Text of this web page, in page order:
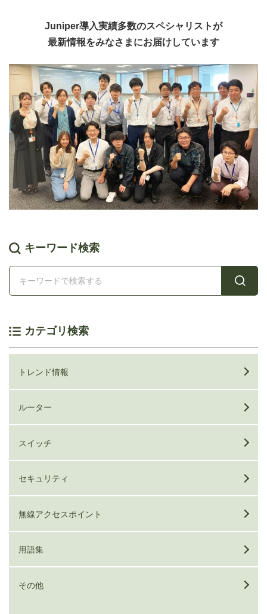
Juniper導入実績多数のスペシャリストが
最新情報をみなさまにお届けしています
キーワード検索
カテゴリ検索
トレンド情報
ルーター
スイッチ
セキュリティ
無線アクセスポイント
用語集
その他